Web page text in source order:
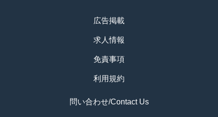
広告掲載
求人情報
免責事項
利用規約
問い合わせ/Contact Us